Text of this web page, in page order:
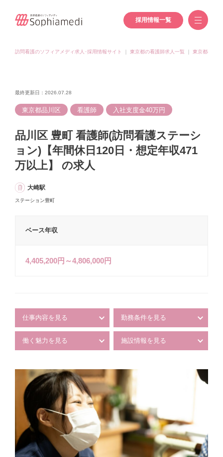
採用情報一覧
訪問看護のソフィアメディ求人･採用情報サイト 東京都の看護師求人一覧 東京都(品川
最終更新日：2026.07.28
東京都品川区 看護師 入社支度金40万円
品川区 豊町 看護師(訪問看護ステーシ
ョン)【年間休日120日・想定年収471
万以上】 の求人
大崎駅
ステーション豊町
ベース年収
4,405,200円～4,806,000円
仕事内容を見る 勤務条件を見る
働く魅力を見る 施設情報を見る